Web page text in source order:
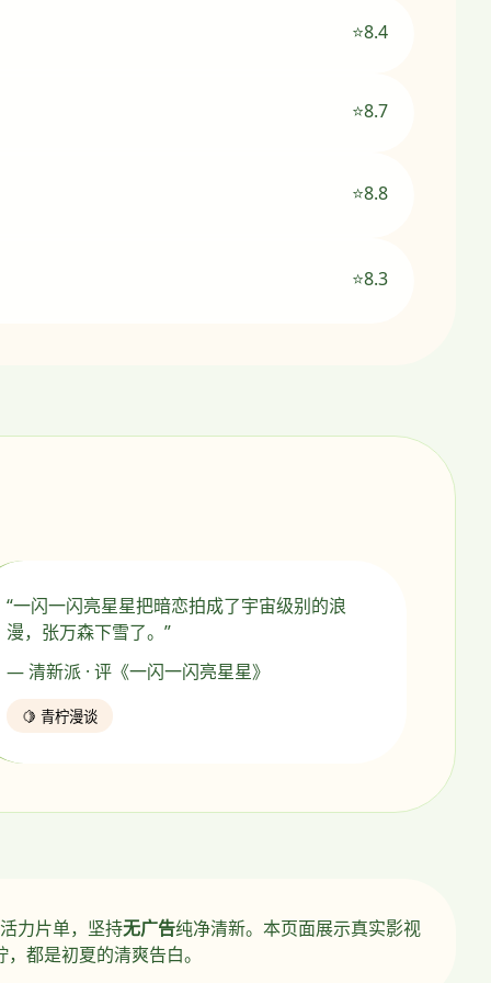
⭐8.4
⭐8.7
⭐8.8
⭐8.3
“一闪一闪亮星星把暗恋拍成了宇宙级别的浪
漫，张万森下雪了。”
— 清新派 · 评《一闪一闪亮星星》
🍋 青柠漫谈
活力片单，坚持无广告纯净清新。本页面展示真实影视
都是初夏的清爽告白。